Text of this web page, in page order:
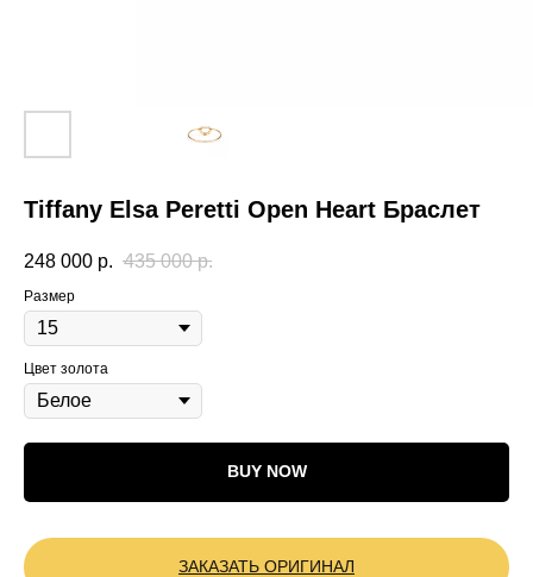
Tiffany Elsa Peretti Open Heart Браслет
248 000 р. 435 000 р.
Размер
Цвет золота
BUY NOW
ЗАКАЗАТЬ ОРИГИНАЛ